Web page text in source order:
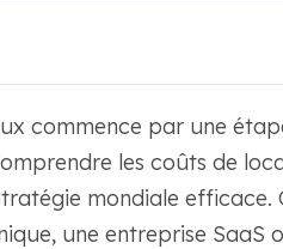
commence par une
les coûts de
mondiale efficace.
une entreprise SaaS